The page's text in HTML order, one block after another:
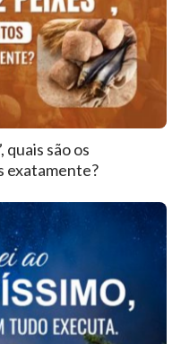
quais são os
exatamente?